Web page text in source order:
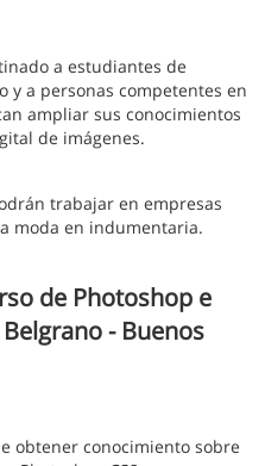
a estudiantes de
y a personas competentes en
ampliar sus conocimientos
de imágenes.
trabajar en empresas
moda en indumentaria.
de Photoshop e
- Buenos
obtener conocimiento sobre